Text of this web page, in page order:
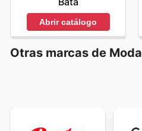
Abrir catálogo
Otras marcas de Moda